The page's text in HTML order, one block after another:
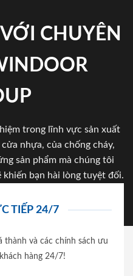
CHUYÊN
trong lĩnh vực sản xuất
nhựa, của chống cháy,
sản phẩm mà chúng tôi
khiến bạn hài lòng tuyệt đối.
TIẾP 24/7
thành và các chính sách ưu
hàng 24/7!